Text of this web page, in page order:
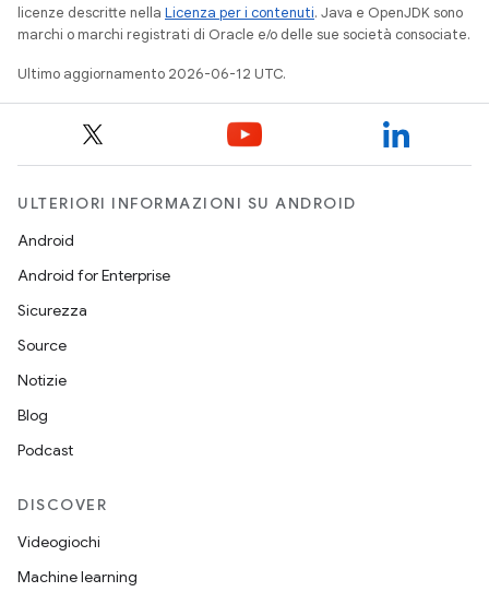
licenze descritte nella Licenza per i contenuti. Java e OpenJDK sono
marchi o marchi registrati di Oracle e/o delle sue società consociate.
Ultimo aggiornamento 2026-06-12 UTC.
ULTERIORI INFORMAZIONI SU ANDROID
Android
Android for Enterprise
Sicurezza
Source
Notizie
Blog
Podcast
DISCOVER
Videogiochi
Machine learning